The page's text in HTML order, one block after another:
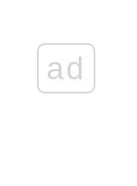
ad